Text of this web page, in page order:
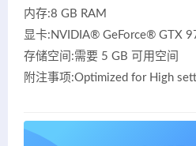
内存:8 GB RAM
显卡:NVIDIA® GeForce® GTX
存储空间:需要 5 GB 可用空间
附注事项:Optimized for High